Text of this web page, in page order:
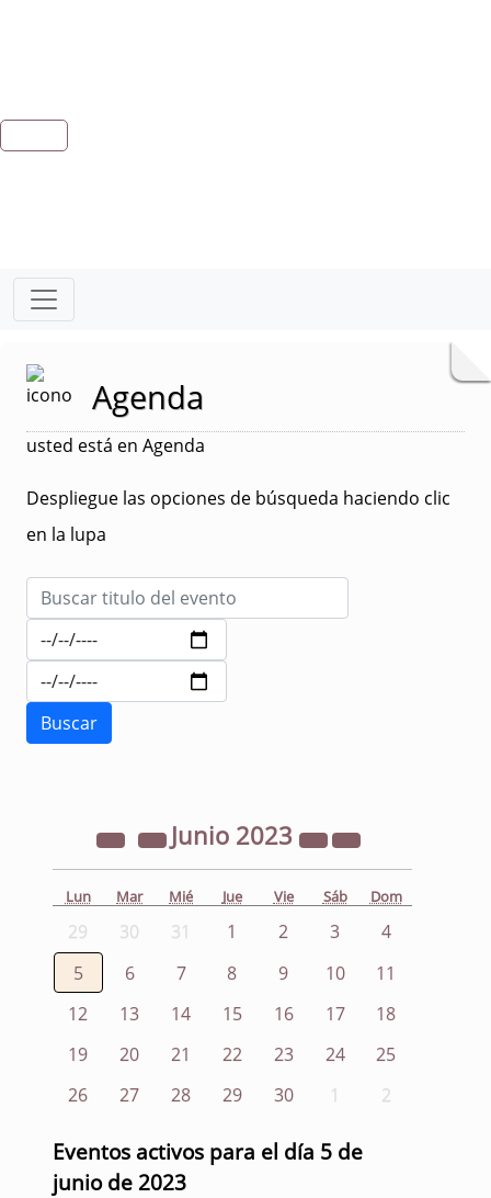
Agenda
usted está en Agenda
Despliegue las opciones de búsqueda haciendo clic
en la lupa
Junio 2023
Lun Mar Mié Jue Vie Sáb Dom
29 30 31 1 2 3
4
5
6 7 8 9 10
11
12
13 14 15 16 17
18
19
20 21 22 23 24
25
26
27 28 29 30 1 2
Eventos activos para el día 5 de
junio de 2023